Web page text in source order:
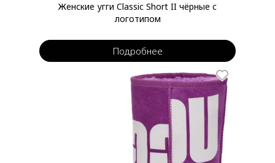
Женские угги Classic Short II чёрные с
логотипом
Подробнее